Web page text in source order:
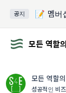
공지 📝 멤버
모든 역할
모든 역할
성공적인 비